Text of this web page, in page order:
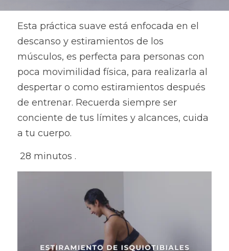
Esta práctica suave está enfocada en el
descanso y estiramientos de los
músculos, es perfecta para personas con
poca movimilidad física, para realizarla al
despertar o como estiramientos después
de entrenar. Recuerda siempre ser
conciente de tus límites y alcances, cuida
a tu cuerpo.
28 minutos .